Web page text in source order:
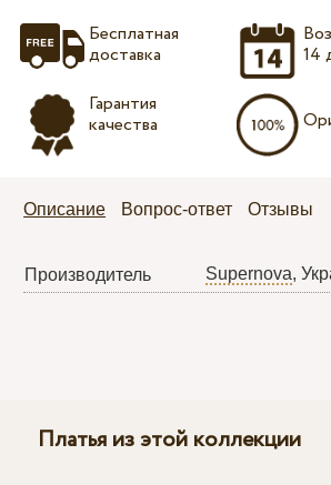
Бесплатная
доставка
Гарантия
качества
14
Описание Вопрос-ответ Отзывы
Производитель Supernova,
Платья из этой коллекции